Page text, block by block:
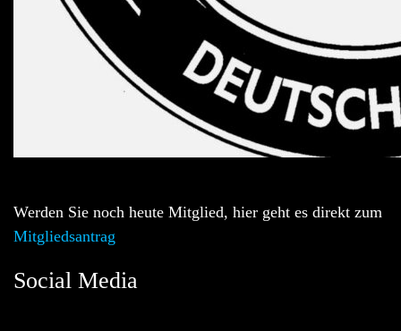
Werden Sie noch heute Mitglied, hier geht es direkt zum
Mitgliedsantrag
Social Media